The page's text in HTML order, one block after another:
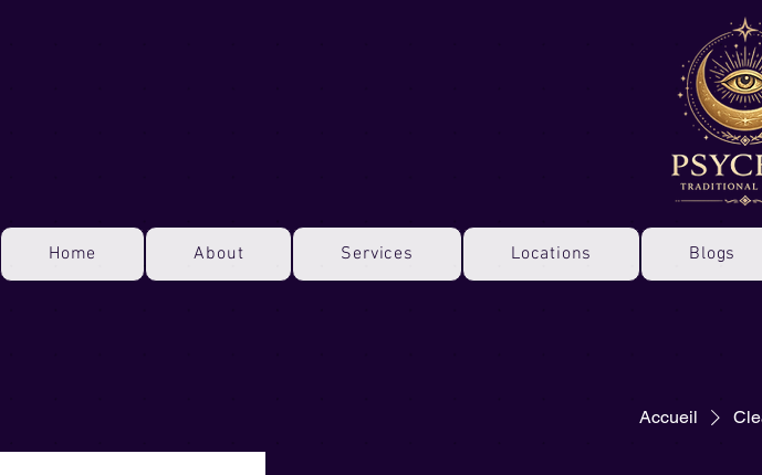
Home About Services Locations Blogs
Accueil